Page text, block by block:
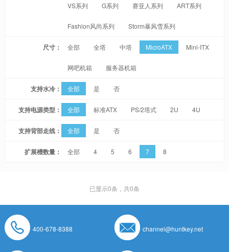
VS系列 G系列 赛亚人系列 ART系列
Fashion风尚系列 Storm暴风雪系列
尺寸： 全部 全塔 中塔 MicroATX Mini-ITX
网吧机箱 服务器机箱
支持水冷： 全部 是 否
支持电源类型： 全部 标准ATX PS/2塔式 2U 4U
支持背部走线： 全部 是 否
扩展槽数量： 全部 4 5 6 7 8
已显示0条，共0条
400-678-8388 channel@huntkey.net